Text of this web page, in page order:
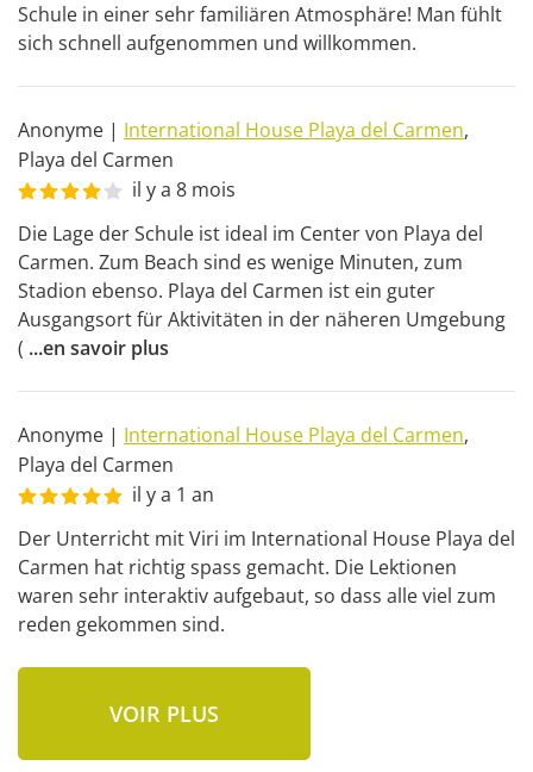
Schule in einer sehr familiären Atmosphäre! Man fühlt
sich schnell aufgenommen und willkommen.
Anonyme | International House Playa del Carmen,
Playa del Carmen
il y a 8 mois
Die Lage der Schule ist ideal im Center von Playa del
Carmen. Zum Beach sind es wenige Minuten, zum
Stadion ebenso. Playa del Carmen ist ein guter
Ausgangsort für Aktivitäten in der näheren Umgebung
( ...en savoir plus
Anonyme | International House Playa del Carmen,
Playa del Carmen
il y a 1 an
Der Unterricht mit Viri im International House Playa del
Carmen hat richtig spass gemacht. Die Lektionen
waren sehr interaktiv aufgebaut, so dass alle viel zum
reden gekommen sind.
VOIR PLUS